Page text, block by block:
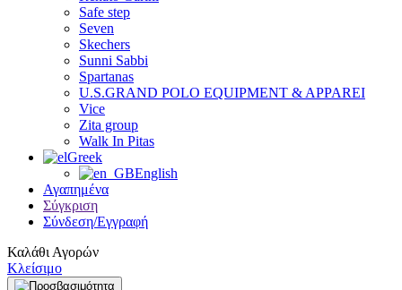
Safe step
Seven
Skechers
Sunni Sabbi
Spartanas
U.S.GRAND POLO EQUIPMENT & APPAREI
Vice
Zita group
Walk In Pitas
Greek
English
Αγαπημένα
Σύγκριση
Σύνδεση/Εγγραφή
Καλάθι Αγορών
Κλείσιμο